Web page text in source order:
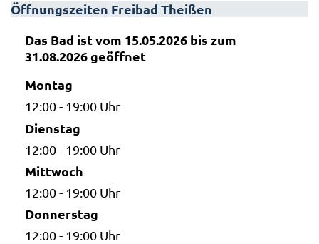
Öffnungszeiten Freibad Theißen
Das Bad ist vom 15.05.2026 bis zum
31.08.2026 geöffnet
Montag
12:00 - 19:00 Uhr
Dienstag
12:00 - 19:00 Uhr
Mittwoch
12:00 - 19:00 Uhr
Donnerstag
12:00 - 19:00 Uhr